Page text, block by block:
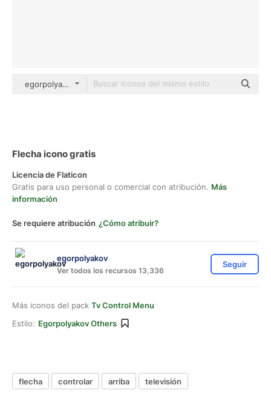
egorpolyakov Others
Flecha icono gratis
Licencia de Flaticon
Gratis para uso personal o comercial con atribución. Más
información
Se requiere atribución ¿Cómo atribuir?
egorpolyakov
Ver todos los recursos 13,336
Seguir
Más iconos del pack Tv Control Menu
Estilo: Egorpolyakov Others
flecha controlar arriba televisión